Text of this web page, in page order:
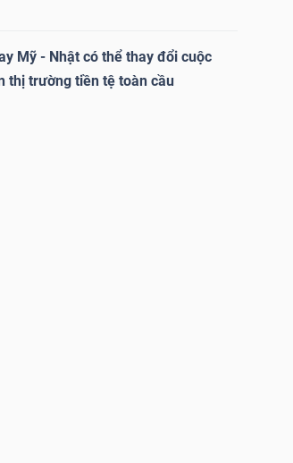
Mỹ - Nhật có thể thay đổi cuộc
thị trường tiền tệ toàn cầu